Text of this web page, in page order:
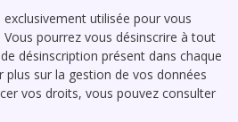
utilisée pour vous
pourrez vous désinscrire à tout
désinscription présent dans chaque
plus sur la gestion de vos données
vos droits, vous pouvez consulter